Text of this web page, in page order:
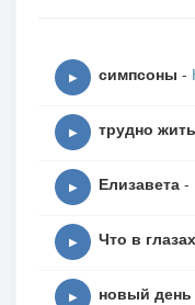
▶ симпсоны -
▶ трудно
▶ Елизавета -
▶ Что в
▶ новый день